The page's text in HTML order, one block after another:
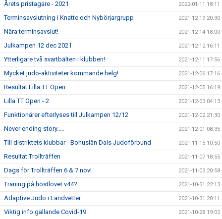
Årets pristagare - 2021 2022-01-11 18:11
Terminsavslutning i Knatte och Nybörjargrupp 2021-12-19 20:30
Nära terminsavslut! 2021-12-14 18:00
Julkampen 12 dec 2021 2021-12-12 16:11
Ytterligare två svartbälten i klubben! 2021-12-11 17:56
Mycket judo-aktiviteter kommande helg! 2021-12-06 17:16
Resultat Lilla TT Open 2021-12-05 16:19
Lilla TT Open - 2 2021-12-03 04:13
Funktionärer efterlyses till Julkampen 12/12 2021-12-02 21:30
Never ending story..... 2021-12-01 08:35
Till distriktets klubbar - Bohuslän Dals Judoförbund 2021-11-15 10:50
Resultat Trollträffen 2021-11-07 18:55
Dags för Trollträffen 6 & 7 nov! 2021-11-03 20:58
Träning på höstlovet v44? 2021-10-31 22:13
Adaptive Judo i Landvetter 2021-10-31 20:11
Viktig info gällande Covid-19 2021-10-28 19:02